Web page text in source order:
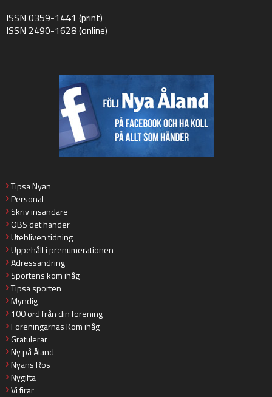
ISSN 0359-1441 (print)
ISSN 2490-1628 (online)
Tipsa Nyan
Personal
Skriv insändare
OBS det händer
Utebliven tidning
Uppehåll i prenumerationen
Adressändring
Sportens kom ihåg
Tipsa sporten
Myndig
100 ord från din förening
Föreningarnas Kom ihåg
Gratulerar
Ny på Åland
Nyans Ros
Nygifta
Vi firar